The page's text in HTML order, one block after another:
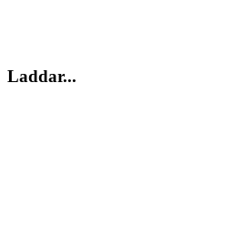
Laddar...